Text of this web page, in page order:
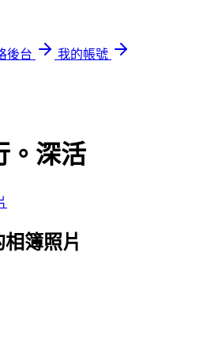
後台
我的帳號
。深活
相簿照片